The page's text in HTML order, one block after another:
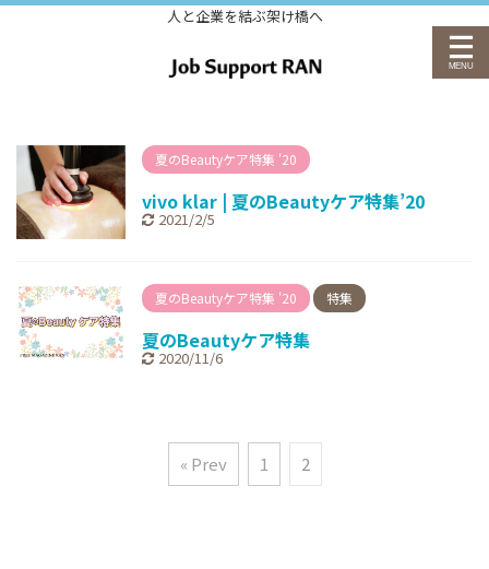
人と企業を結ぶ架け橋へ
夏のBeautyケア特集 '20
vivo klar | 夏のBeautyケア特集’20
2021/2/5
夏のBeautyケア特集 '20 特集
夏のBeautyケア特集
2020/11/6
« Prev 1 2